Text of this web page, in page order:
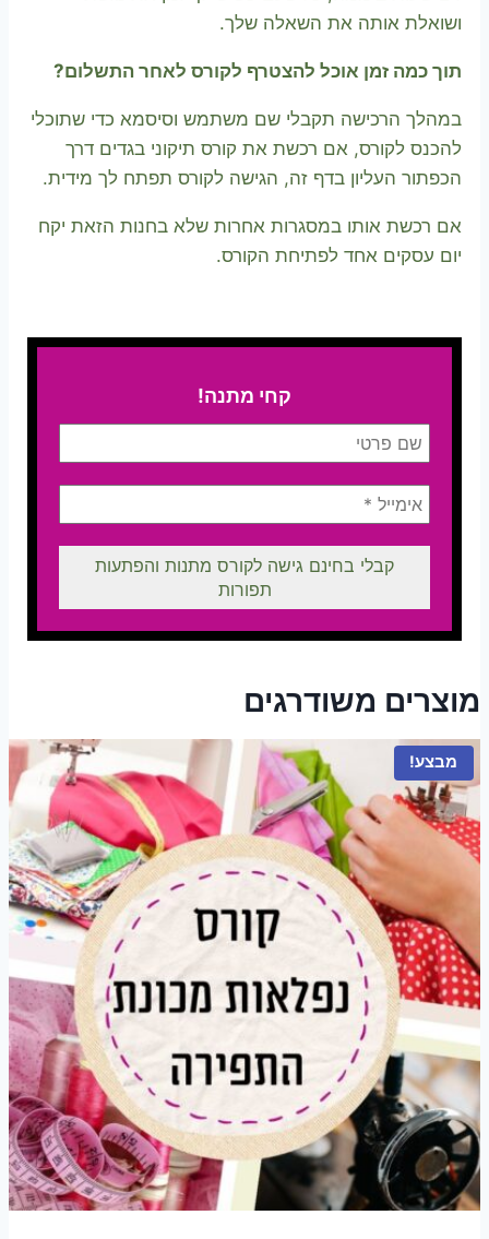
ושואלת אותה את השאלה שלך.
תוך כמה זמן אוכל להצטרף לקורס לאחר התשלום?
במהלך הרכישה תקבלי שם משתמש וסיסמא כדי שתוכלי
להכנס לקורס, אם רכשת את קורס תיקוני בגדים דרך
הכפתור העליון בדף זה, הגישה לקורס תפתח לך מידית.
אם רכשת אותו במסגרות אחרות שלא בחנות הזאת יקח
יום עסקים אחד לפתיחת הקורס.
קחי מתנה!
מוצרים משודרגים
מבצע!